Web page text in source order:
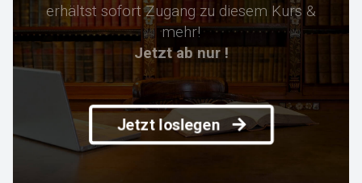
erhältst sofort Zugang zu diesem Kurs &
mehr!
Jetzt ab nur !
Jetzt loslegen